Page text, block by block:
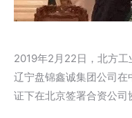
2019年2月22日，北方工
辽宁盘锦鑫诚集团公司
证下在北京签署合资公司